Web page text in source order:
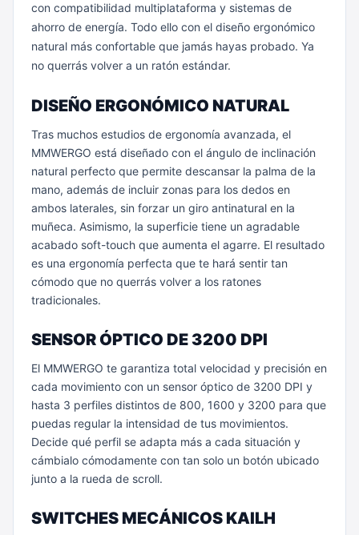
con compatibilidad multiplataforma y sistemas de
ahorro de energía. Todo ello con el diseño ergonómico
natural más confortable que jamás hayas probado. Ya
no querrás volver a un ratón estándar.
DISEÑO ERGONÓMICO NATURAL
Tras muchos estudios de ergonomía avanzada, el
MMWERGO está diseñado con el ángulo de inclinación
natural perfecto que permite descansar la palma de la
mano, además de incluir zonas para los dedos en
ambos laterales, sin forzar un giro antinatural en la
muñeca. Asimismo, la superficie tiene un agradable
acabado soft-touch que aumenta el agarre. El resultado
es una ergonomía perfecta que te hará sentir tan
cómodo que no querrás volver a los ratones
tradicionales.
SENSOR ÓPTICO DE 3200 DPI
El MMWERGO te garantiza total velocidad y precisión en
cada movimiento con un sensor óptico de 3200 DPI y
hasta 3 perfiles distintos de 800, 1600 y 3200 para que
puedas regular la intensidad de tus movimientos.
Decide qué perfil se adapta más a cada situación y
cámbialo cómodamente con tan solo un botón ubicado
junto a la rueda de scroll.
SWITCHES MECÁNICOS KAILH